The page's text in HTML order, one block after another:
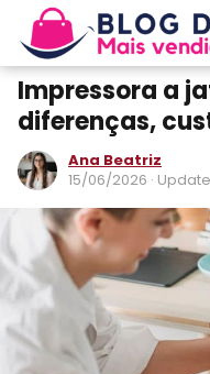
Impressora a
diferenças,
Ana Beatriz
15/06/2026 ·